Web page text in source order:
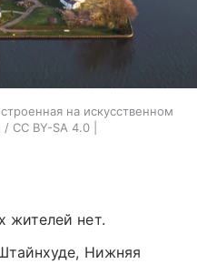
на искусственном
CC BY-SA 4.0 |
жителей нет.
Нижняя